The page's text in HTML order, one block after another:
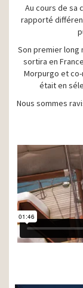
Au cours de sa
rapporté
Son premier long
sortira en
Morpurgo et co-
était en
Nous sommes